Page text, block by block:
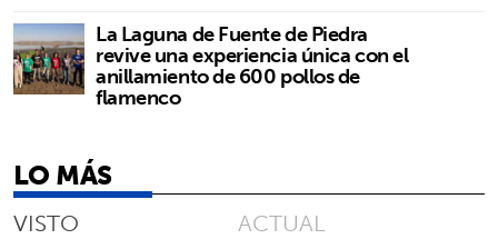
La Laguna de Fuente de Piedra
revive una experiencia única con el
anillamiento de 600 pollos de
flamenco
LO MÁS
VISTO ACTUAL